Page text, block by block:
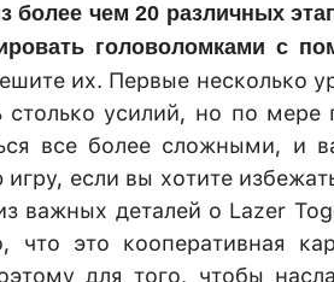
более чем 20 различных
головоломками с
их. Первые несколько
усилий, но по мере
все более сложными, и
если вы хотите
важных деталей о Lazer
что это кооперативная
для того, чтобы